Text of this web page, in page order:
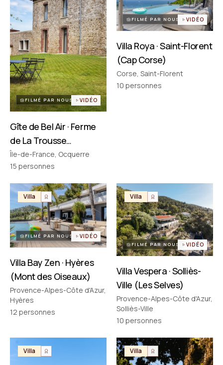
Offre agences immobilières
JOURNAL
Lieux, idées et art de vivre
OUTILS GRATUITS
Simulateurs & scrapers — aucun compte
PARTENAIRES
Réseau choisi un par un
FILMÉ PAR NOUS VIDÉO
Gîte de Bel Air · Ferme
de La Trousse
(Ocquerre)
Île-de-France, Ocquerre
15 personnes
FILMÉ PAR NOUS VIDÉO
Villa Roya · Saint-Florent
(Cap Corse)
Corse, Saint-Florent
10 personnes
Villa
FILMÉ PAR NOUS VIDÉO
Villa Bay Zen · Hyères
(Mont des Oiseaux)
Provence-Alpes-Côte d'Azur,
Hyères
12 personnes
Villa
FILMÉ PAR NOUS VIDÉO
Villa Vespera · Solliès-
Ville (Les Selves)
Provence-Alpes-Côte d'Azur,
Solliès-Ville
10 personnes
Villa Villa